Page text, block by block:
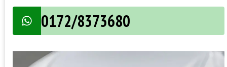
0172/8373680